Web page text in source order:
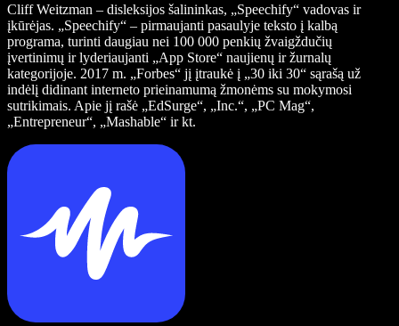
Cliff Weitzman – disleksijos šalininkas, „Speechify“ vadovas ir
įkūrėjas. „Speechify“ – pirmaujanti pasaulyje teksto į kalbą
programa, turinti daugiau nei 100 000 penkių žvaigždučių
įvertinimų ir lyderiaujanti „App Store“ naujienų ir žurnalų
kategorijoje. 2017 m. „Forbes“ jį įtraukė į „30 iki 30“ sąrašą už
indėlį didinant interneto prieinamumą žmonėms su mokymosi
sutrikimais. Apie jį rašė „EdSurge“, „Inc.“, „PC Mag“,
„Entrepreneur“, „Mashable“ ir kt.